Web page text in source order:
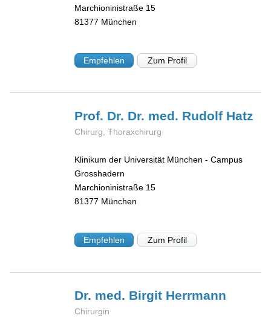
Marchioninistraße 15
81377 München
Empfehlen Zum Profil
Prof. Dr. Dr. med. Rudolf Hatz
Chirurg, Thoraxchirurg
Klinikum der Universität München - Campus
Grosshadern
Marchioninistraße 15
81377 München
Empfehlen Zum Profil
Dr. med. Birgit Herrmann
Chirurgin